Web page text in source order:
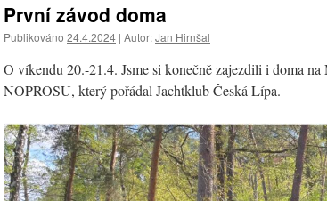
webu
První závod doma
Publikováno 24.4.2024 | Autor:Jan Hirnšal
O víkendu 20.-21.4. Jsme si konečně zajezdili i doma na
NOPROSU, který pořádal Jachtklub Česká Lípa.